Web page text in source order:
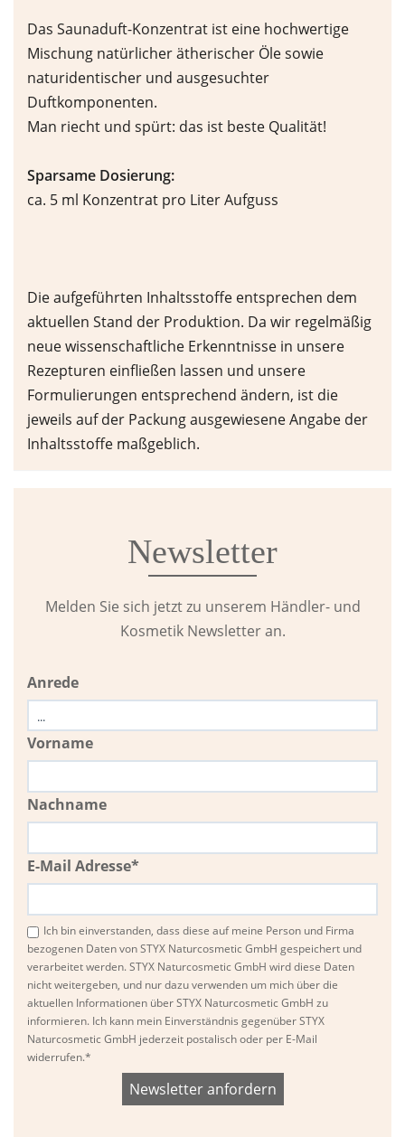
Das Saunaduft-Konzentrat ist eine hochwertige
Mischung natürlicher ätherischer Öle sowie
naturidentischer und ausgesuchter
Duftkomponenten.
Man riecht und spürt: das ist beste Qualität!
Sparsame Dosierung:
ca. 5 ml Konzentrat pro Liter Aufguss
Die aufgeführten Inhaltsstoffe entsprechen dem
aktuellen Stand der Produktion. Da wir regelmäßig
neue wissenschaftliche Erkenntnisse in unsere
Rezepturen einfließen lassen und unsere
Formulierungen entsprechend ändern, ist die
jeweils auf der Packung ausgewiesene Angabe der
Inhaltsstoffe maßgeblich.
Newsletter
Melden Sie sich jetzt zu unserem Händler- und
Kosmetik Newsletter an.
Anrede
Vorname
Nachname
E-Mail Adresse*
Ich bin einverstanden, dass diese auf meine Person und Firma
bezogenen Daten von STYX Naturcosmetic GmbH gespeichert und
verarbeitet werden. STYX Naturcosmetic GmbH wird diese Daten
nicht weitergeben, und nur dazu verwenden um mich über die
aktuellen Informationen über STYX Naturcosmetic GmbH zu
informieren. Ich kann mein Einverständnis gegenüber STYX
Naturcosmetic GmbH jederzeit postalisch oder per E-Mail
widerrufen.*